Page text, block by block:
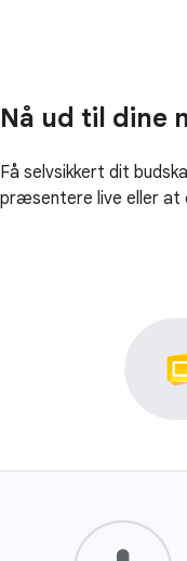
Nå ud til dine
Få selvsikkert dit
præsentere live eller at